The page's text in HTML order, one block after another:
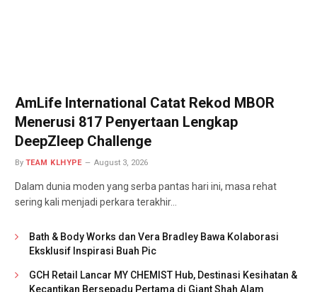
AmLife International Catat Rekod MBOR
Menerusi 817 Penyertaan Lengkap
DeepZleep Challenge
By TEAM KLHYPE August 3, 2026
Dalam dunia moden yang serba pantas hari ini, masa rehat
sering kali menjadi perkara terakhir…
Bath & Body Works dan Vera Bradley Bawa Kolaborasi
Eksklusif Inspirasi Buah Pic
GCH Retail Lancar MY CHEMIST Hub, Destinasi Kesihatan &
Kecantikan Bersepadu Pertama di Giant Shah Alam